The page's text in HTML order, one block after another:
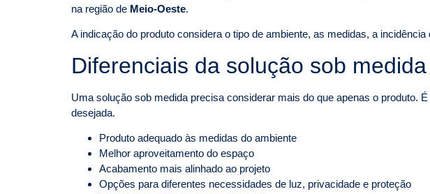
na região de Meio-Oeste.
A indicação do produto considera o tipo de ambiente, as medidas, a
Diferenciais da solução sob medida
Uma solução sob medida precisa considerar mais do que apenas o produto.
desejada.
Produto adequado às medidas do ambiente
Melhor aproveitamento do espaço
Acabamento mais alinhado ao projeto
Opções para diferentes necessidades de luz, privacidade e proteção